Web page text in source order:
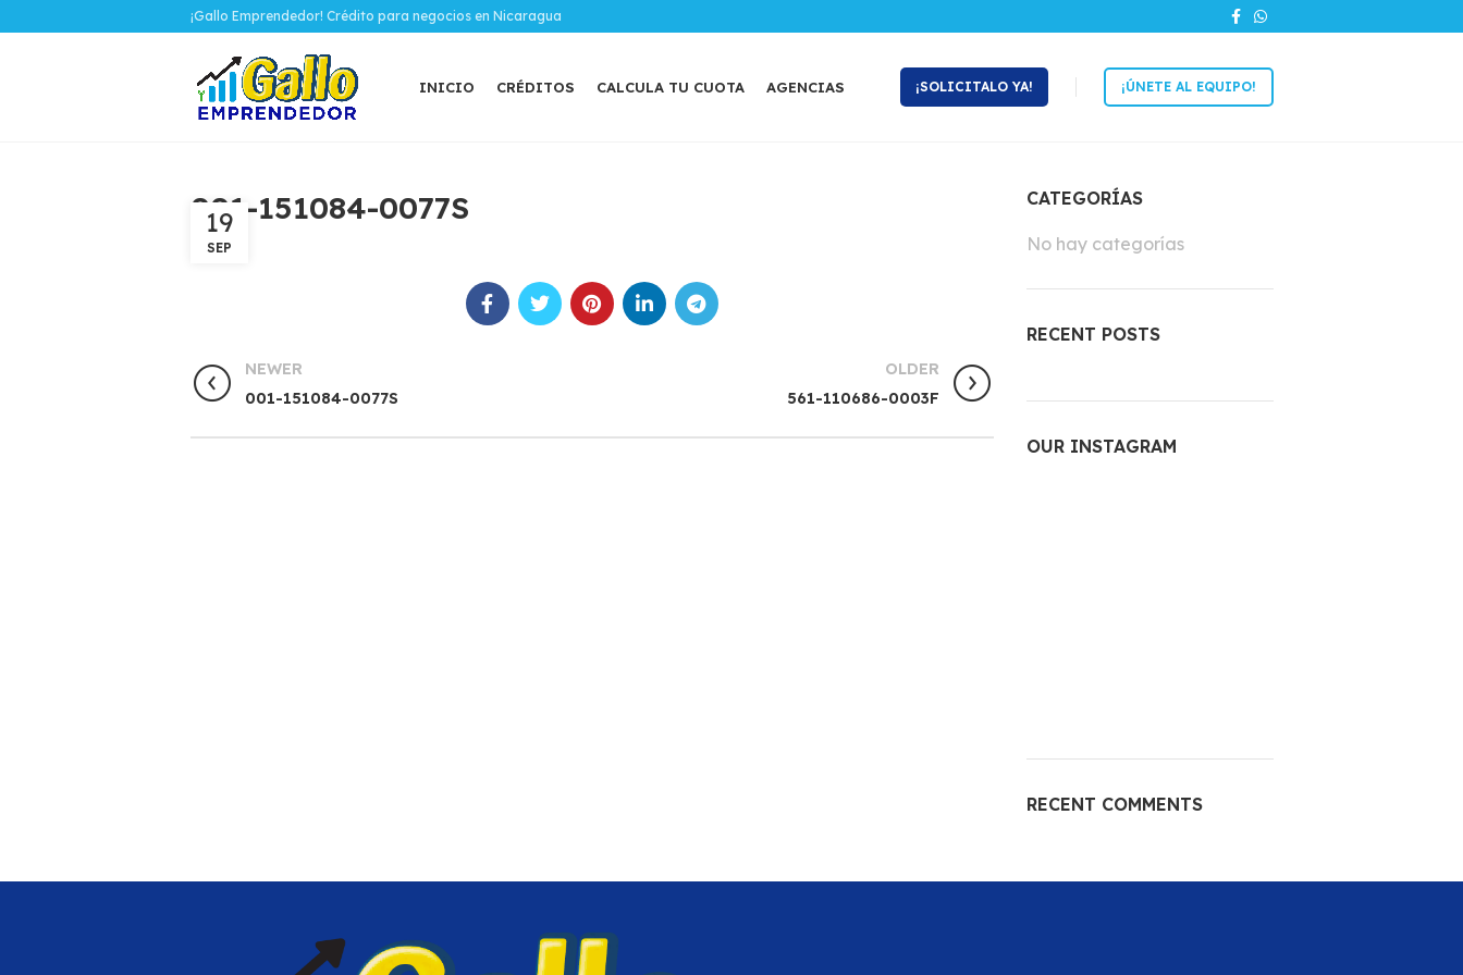
¡Gallo Emprendedor! Crédito para negocios en Nicaragua
INICIO CRÉDITOS CALCULA TU CUOTA AGENCIAS ¡SOLICITALO YA! ¡ÚNETE AL EQUIPO!
001-151084-0077S
19
SEP
NEWER
001-151084-0077S
OLDER
561-110686-0003F
CATEGORÍAS
No hay categorías
RECENT POSTS
OUR INSTAGRAM
RECENT COMMENTS